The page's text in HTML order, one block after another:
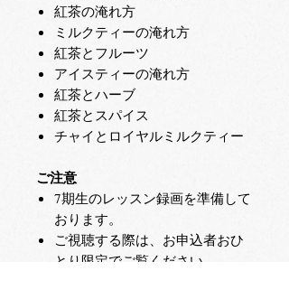
紅茶の淹れ方
ミルクティーの淹れ方
紅茶とフルーツ
アイスティーの淹れ方
紅茶とハーブ
紅茶とスパイス
チャイとロイヤルミルクティー
ご注意
7期生のレッスン録画を準備して
おります。
ご視聴する際は、お申込者おひ
とり限定でご覧ください。